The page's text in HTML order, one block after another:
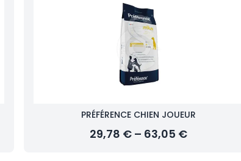
PRÉFÉRENCE CHIEN JOUEUR
29,78 € – 63,05 €